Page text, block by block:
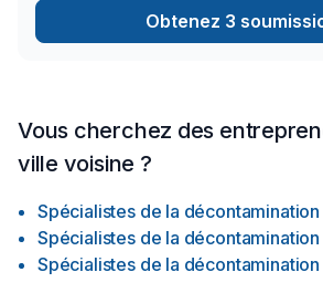
Obtenez 3
Vous cherchez des
ville voisine ?
Spécialistes de la décontamination
Spécialistes de la décontamination
Spécialistes de la décontamination